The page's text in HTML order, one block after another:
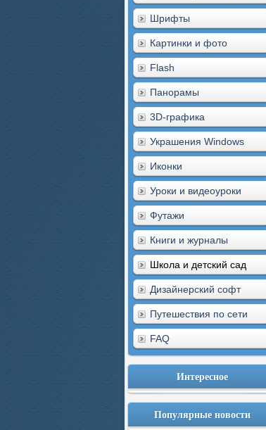
Шрифты
Картинки и фото
Flash
Панорамы
3D-графика
Украшения Windows
Иконки
Уроки и видеоуроки
Футажи
Книги и журналы
Школа и детский сад
Дизайнерский софт
Путешествия по сети
FAQ
Интересное
Популярные новости